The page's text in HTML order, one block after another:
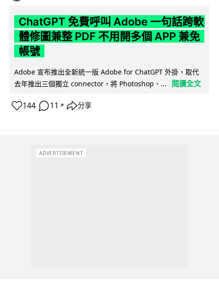
ChatGPT 免費呼叫 Adobe 一句話跨軟
體修圖兼整 PDF 不用開多個 APP 兼免
帳號
Adobe 宣布推出全新統一版 Adobe for ChatGPT 外掛，取代
去年推出三個獨立 connector，將 Photoshop、...
閱讀全文
144 11 ↗ 分享
ADVERTISEMENT